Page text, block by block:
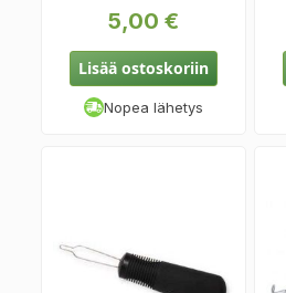
5,00 €
Lisää ostoskoriin
Nopea lähetys